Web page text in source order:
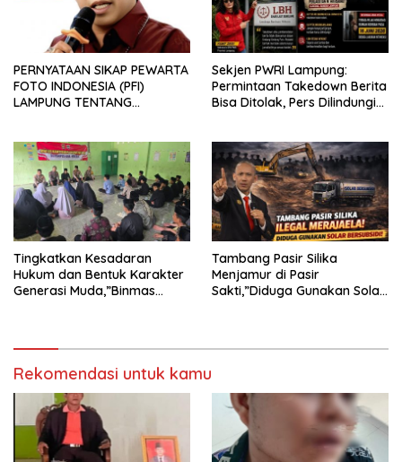
PERNYATAAN SIKAP PEWARTA
FOTO INDONESIA (PFI)
LAMPUNG TENTANG
TERHADAP JURNALIS DI
PENGADILAN NEGERI
TANJUNG KARANG.
Sekjen PWRI Lampung:
Permintaan Takedown Berita
Bisa Ditolak, Pers Dilindungi
Tingkatkan Kesadaran
Hukum dan Bentuk Karakter
Generasi Muda,”Binmas
Tambang Pasir Silika
Menjamur di Pasir
Sakti,”Diduga Gunakan Solar
Rekomendasi untuk kamu